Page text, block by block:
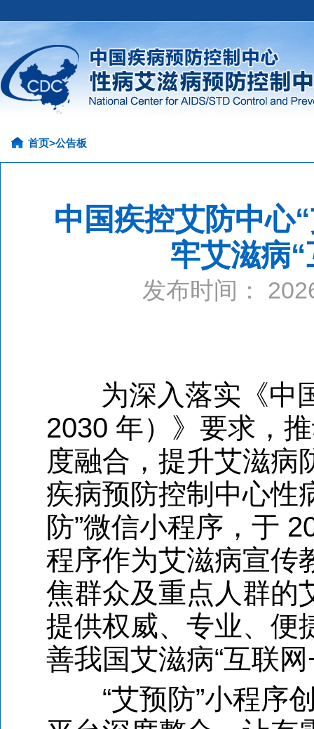
首页>公告板
中国疾控艾防中心
牢艾滋病
发布时间：
为深入落实《中
2030 年）》要求，
度融合，提升艾滋病
疾病预防控制中心性
防”微信小程序，于
程序作为艾滋病宣传
焦群众及重点人群的
提供权威、专业、便
善我国艾滋病“互联网
“艾预防”小程序